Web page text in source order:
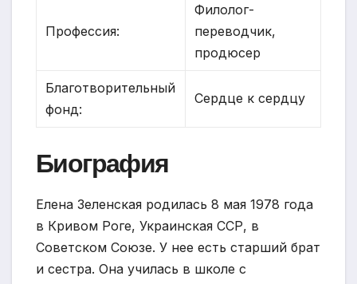
Профессия:
Филолог-
переводчик,
продюсер
Благотворительный
фонд:
Сердце к сердцу
Биография
Елена Зеленская родилась 8 мая 1978 года
в Кривом Роге, Украинская ССР, в
Советском Союзе. У нее есть старший брат
и сестра. Она училась в школе с